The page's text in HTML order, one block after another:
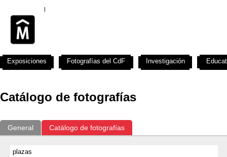
Catálogo de fotografías
General Catálogo de fotografías
Exposiciones Fotografías del CdF Investigación